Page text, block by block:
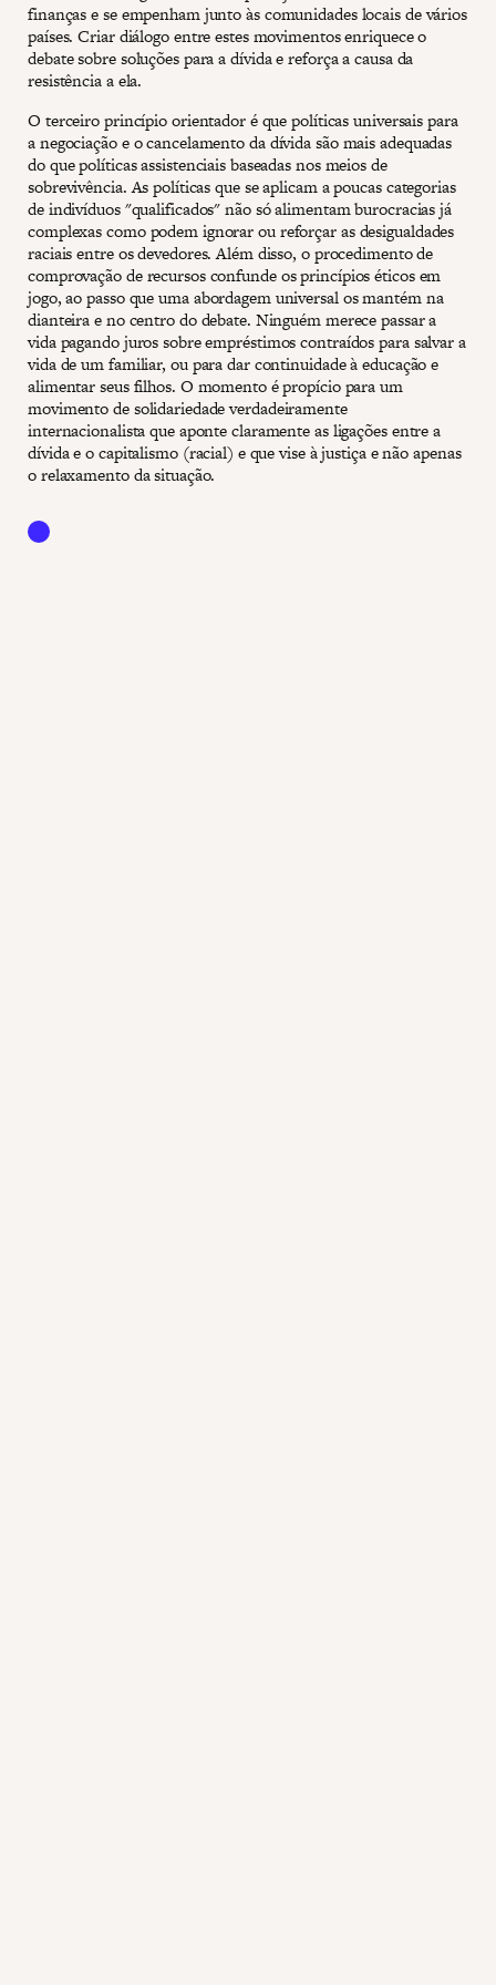
finanças e se empenham junto às comunidades locais de vários
países. Criar diálogo entre estes movimentos enriquece o
debate sobre soluções para a dívida e reforça a causa da
resistência a ela.
O terceiro princípio orientador é que políticas universais para
a negociação e o cancelamento da dívida são mais adequadas
do que políticas assistenciais baseadas nos meios de
sobrevivência. As políticas que se aplicam a poucas categorias
de indivíduos "qualificados" não só alimentam burocracias já
complexas como podem ignorar ou reforçar as desigualdades
raciais entre os devedores. Além disso, o procedimento de
comprovação de recursos confunde os princípios éticos em
jogo, ao passo que uma abordagem universal os mantém na
dianteira e no centro do debate. Ninguém merece passar a
vida pagando juros sobre empréstimos contraídos para salvar a
vida de um familiar, ou para dar continuidade à educação e
alimentar seus filhos. O momento é propício para um
movimento de solidariedade verdadeiramente
internacionalista que aponte claramente as ligações entre a
dívida e o capitalismo (racial) e que vise à justiça e não apenas
o relaxamento da situação.